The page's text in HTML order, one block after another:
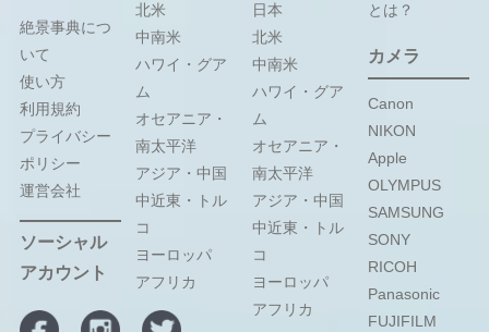
絶景事典につ
いて
使い方
利用規約
プライバシー
ポリシー
運営会社
ソーシャル
アカウント
北米
中南米
ハワイ・グア
ム
オセアニア・
南太平洋
アジア・中国
中近東・トル
コ
ヨーロッパ
アフリカ
日本
北米
中南米
ハワイ・グア
ム
オセアニア・
南太平洋
アジア・中国
中近東・トル
コ
ヨーロッパ
アフリカ
とは？
カメラ
Canon
NIKON
Apple
OLYMPUS
SAMSUNG
SONY
RICOH
Panasonic
FUJIFILM